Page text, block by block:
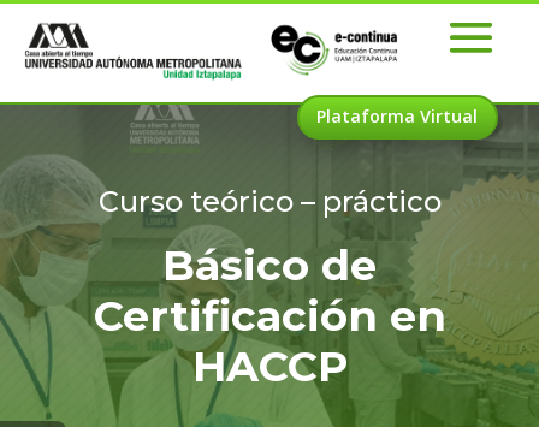
Plataforma Virtual
Curso teórico – práctico
Básico de
Certificación en
HACCP